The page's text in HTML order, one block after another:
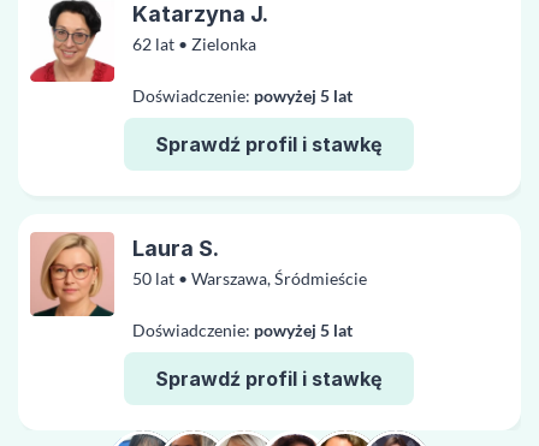
62 lat • Zielonka
Doświadczenie: powyżej 5 lat
Sprawdź profil i stawkę
Katarzyna J.
50 lat • Warszawa, Śródmieście
Doświadczenie: powyżej 5 lat
Sprawdź profil i stawkę
Laura S.